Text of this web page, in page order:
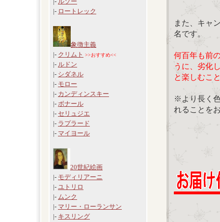
|- ロートレック
象徴主義
|- クリムト >>おすすめ<<
|- ルドン
|- シダネル
|- モロー
|- カンディンスキー
|- ボナール
|- セリュジエ
|- ラプラード
|- マイヨール
20世紀絵画
|- モディリアーニ
|- ユトリロ
|- ムンク
|- マリー・ローランサン
|- キスリング
また、キャ
名です。
何百年も前
うに、劣化
と楽しむこ
※より長く
れることを